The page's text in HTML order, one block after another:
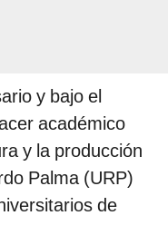
y bajo el
académico
y la producción
Palma (URP)
de